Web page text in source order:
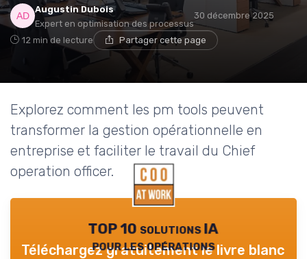
Augustin Dubois
Expert en optimisation des processus
30 décembre 2025
12 min de lecture Partager cette page
Explorez comment les pm tools peuvent
transformer la gestion opérationnelle en
entreprise et faciliter le travail du Chief
operation officer.
TOP 10 solutions IA
pour les opérations
Téléchargez gratuitement le livre blanc